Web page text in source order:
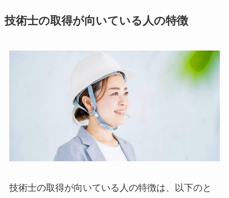
技術士の取得が向いている人の特徴
技術士の取得が向いている人の特徴は、以下のと